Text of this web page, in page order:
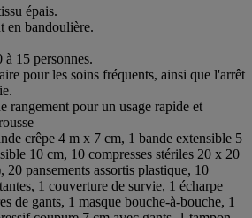
épais.
en bandoulière.
15 personnes.
pour les soins fréquents, ainsi que l'arrêt
rangement pour un usage rapide et
crêpe 4 m x 7 cm, 1 bande extensible 5
10 cm, 10 compresses stériles 20 x 20
20 pansements assortis plastique, 10
1 couverture de survie, 1 écharpe
de gants, 1 masque bouche-à-bouche, 1